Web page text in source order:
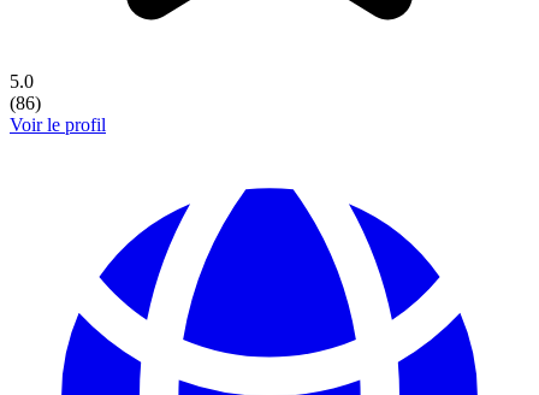
5.0
(86)
Voir le profil